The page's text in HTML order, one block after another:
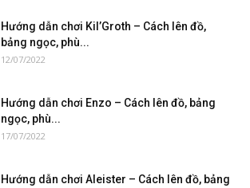
Hướng dẫn chơi Kil’Groth – Cách lên đồ,
bảng ngọc, phù...
12/07/2022
Hướng dẫn chơi Enzo – Cách lên đồ, bảng
ngọc, phù...
17/07/2022
Hướng dẫn chơi Aleister – Cách lên đồ, bảng